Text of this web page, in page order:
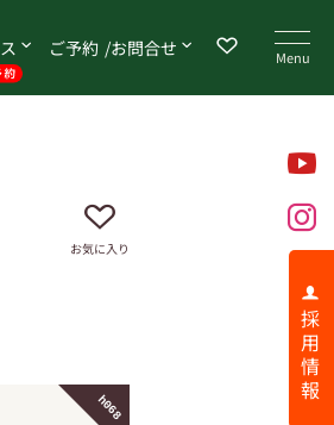
ご予約 お問合せ
採 用 情 報
お気に入り
h068